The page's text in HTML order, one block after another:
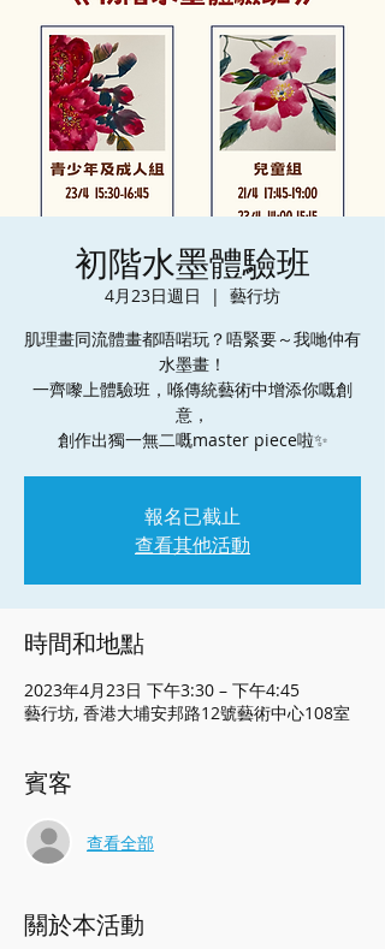
初階水墨體驗班
4月23日週日
  |
藝行坊
肌理畫同流體畫都唔啱玩？唔緊要～我哋仲有
水墨畫！
一齊嚟上體驗班，喺傳統藝術中增添你嘅創
意，
創作出獨一無二嘅master piece啦✨
報名已截止
查看其他活動
時間和地點
2023年4月23日 下午3:30 – 下午4:45
藝行坊, 香港大埔安邦路12號藝術中心108室
賓客
查看全部
關於本活動